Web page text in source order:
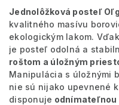
Jednolôžková posteľ
kvalitného masívu
ekologickým lakom.
je posteľ odolná a
roštom a úložným
Manipulácia s úložnými
nie sú nijako upevnené
disponuje odnímateľnou